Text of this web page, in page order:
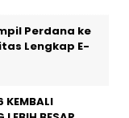
Perdana ke
Lengkap E-
KEMBALI